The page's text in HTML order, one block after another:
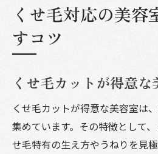
くせ毛対応の美容
すコツ
くせ毛カットが得意
くせ毛カットが得意な美容室は
集めています。その特徴として
せ毛特有の生え方やうねりを見